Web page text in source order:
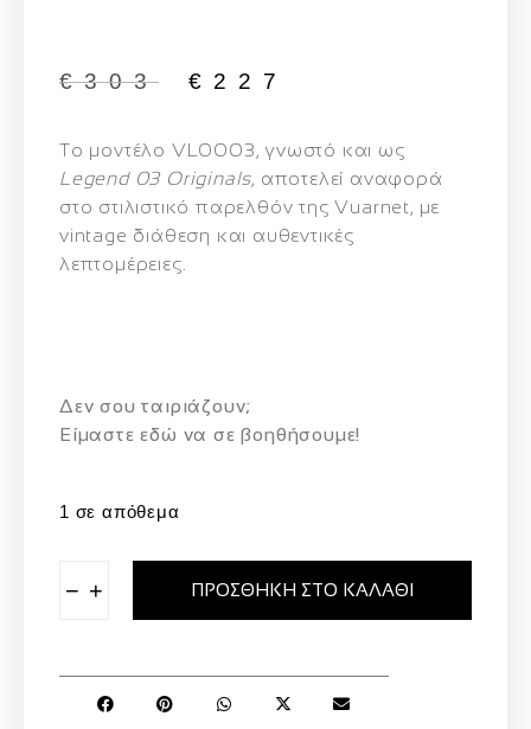
€303 € 227
Το μοντέλο VL0003, γνωστό και ως
Legend 03 Originals, αποτελεί αναφορά
στο στιλιστικό παρελθόν της Vuarnet, με
vintage διάθεση και αυθεντικές
λεπτομέρειες.
Δεν σου ταιριάζουν;
Eίμαστε εδώ να σε βοηθήσουμε!
1 σε απόθεμα
− + ΠΡΟΣΘΉΚΗ ΣΤΟ ΚΑΛΆΘΙ